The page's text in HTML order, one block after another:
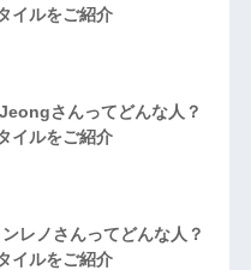
イルをご紹介
さんってどんな⼈？
イルをご紹介
レノさんってどんな人？
イルをご紹介